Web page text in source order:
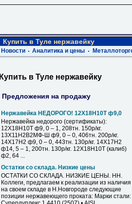
Купить в Туле нержавейку
Новости Аналитика и цены
Купить в Туле нержавейку
Предложения на продажу
Нержавейка НЕДОРОГО! 12Х18Н10Т ф9,0
Нержавейка недорого (сертификаты):
12Х18Н10Т ф9, 0 – 1, 208тн. 150р/кг.
13Х11Н2В2МФ-Ш ф9, 0 – 0, 406тн. 200р/кг.
14Х17Н2 ф9, 0 – 0, 443тн. 130р/кг. 14Х17Н2
ф14, 5 – 1, 200тн. 130р/кг. 12Х18Н10Т (калиб)
ф2, 64 ...
Остатки со склада. Низкие цены
ОСТАТКИ СО СКЛАДА. НИЗКИЕ ЦЕНЫ. НН.
Коллеги, предлагаем к реализации из наличия
на своем складе в Н.Новгороде следующие
позиции нержавеющего проката: Марки стали: